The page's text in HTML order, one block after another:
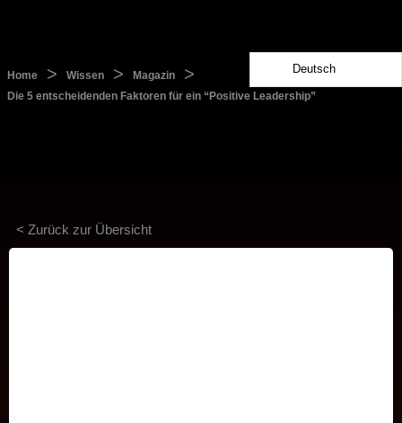
Home > Wissen > Magazin >
Die 5 entscheidenden Faktoren für ein “Positive Leadership”
< Zurück zur Übersicht
Deutsch